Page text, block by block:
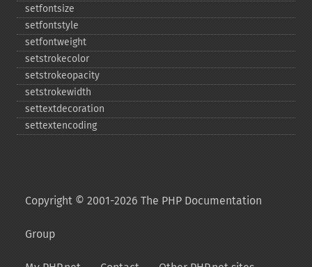
setfontsize
setfontstyle
setfontweight
setstrokecolor
setstrokeopacity
setstrokewidth
settextdecoration
settextencoding
Copyright © 2001-2026 The PHP Documentation
Group